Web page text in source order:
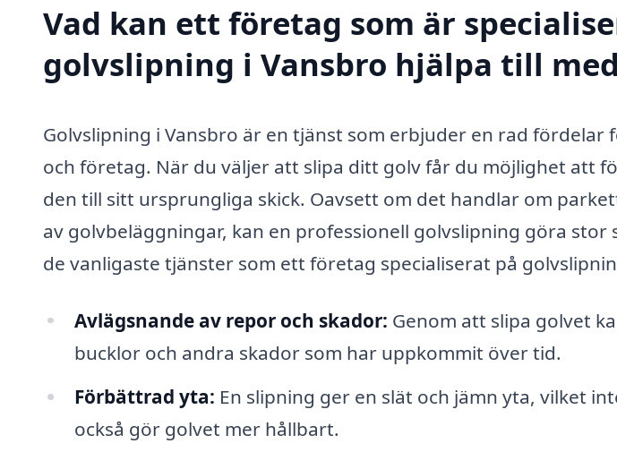
Vad kan ett företag som är
golvslipning i Vansbro hjälpa till
Golvslipning i Vansbro är en tjänst som erbjuder en rad
och företag. När du väljer att slipa ditt golv får du möjlighet att
den till sitt ursprungliga skick. Oavsett om det handlar om
av golvbeläggningar, kan en professionell golvslipning göra stor
de vanligaste tjänster som ett företag specialiserat på
Avlägsnande av repor och skador: Genom att slipa golvet
bucklor och andra skador som har uppkommit över tid.
Förbättrad yta: En slipning ger en slät och jämn yta, vilket
också gör golvet mer hållbart.